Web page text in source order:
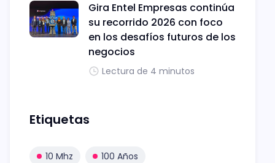
Gira Entel Empresas continúa
su recorrido 2026 con foco
en los desafíos futuros de los
negocios
Lectura de 4 minutos
Etiquetas
10 Mhz 100 Años